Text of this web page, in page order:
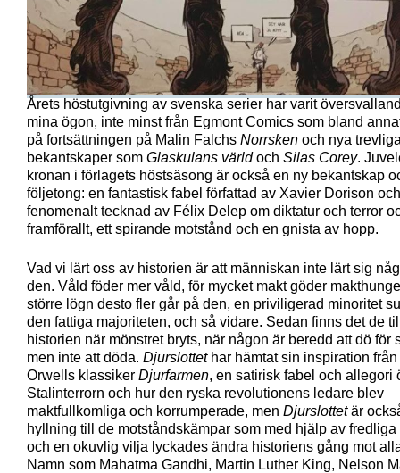
Årets höstutgivning av svenska serier har varit
mina ögon, inte minst från Egmont Comics som bland
på fortsättningen på Malin Falchs Norrsken och nya
bekantskaper som Glaskulans världoch Silas Corey.
kronan i förlagets höstsäsong är också en ny bekantskap
följetong: en fantastisk fabel författad av Xavier Dorison och
fenomenalt tecknad av Félix Delep om diktatur och terror
framförallt, ett spirande motstånd och en gnista av hopp.
Vad vi lärt oss av historien är att människan inte lärt sig
den. Våld föder mer våld, för mycket makt göder
större lögn desto fler går på den, en priviligerad minoritet
den fattiga majoriteten, och så vidare. Sedan finns det de
historien när mönstret bryts, när någon är beredd att dö för
men inte att döda. Djurslottethar hämtat sin inspiration från
Orwells klassiker Djurfarmen, en satirisk fabel och allegori
Stalinterrorn och hur den ryska revolutionens ledare blev
maktfullkomliga och korrumperade, men Djurslottetär
hyllning till de motståndskämpar som med hjälp av fredliga
och en okuvlig vilja lyckades ändra historiens gång mot
Namn som Mahatma Gandhi, Martin Luther King, Nelson